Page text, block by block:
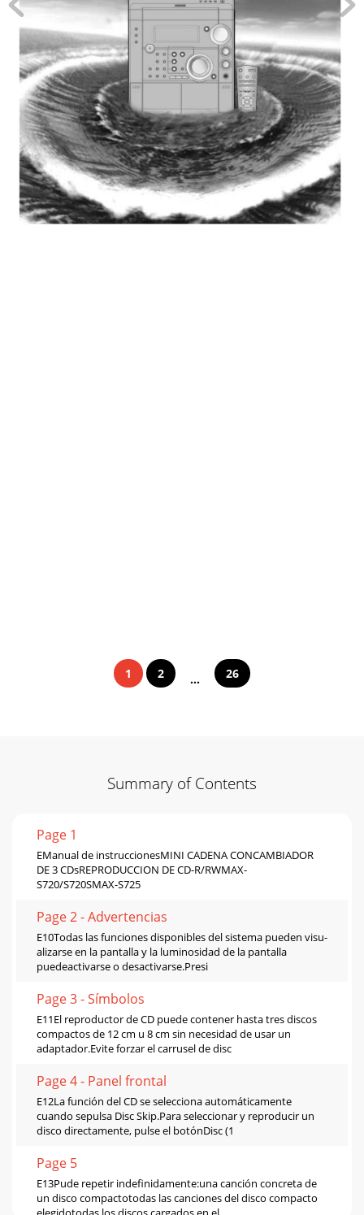
1 2 ... 26
Summary of Contents
Page 1
EManual de instruccionesMINI CADENA CONCAMBIADOR
DE 3 CDsREPRODUCCION DE CD-R/RWMAX-
S720/S720SMAX-S725
Page 2 - Advertencias
E10Todas las funciones disponibles del sistema pueden visu-
alizarse en la pantalla y la luminosidad de la pantalla
puedeactivarse o desactivarse.Presi
Page 3 - Símbolos
E11El reproductor de CD puede contener hasta tres discos
compactos de 12 cm u 8 cm sin necesidad de usar un
adaptador.Evite forzar el carrusel de disc
Page 4 - Panel frontal
E12La función del CD se selecciona automáticamente
cuando sepulsa Disc Skip.Para seleccionar y reproducir un
disco directamente, pulse el botónDisc (1
Page 5
E13Pude repetir indefinidamente:una canción concreta de
un disco compactotodas las canciones del disco compacto